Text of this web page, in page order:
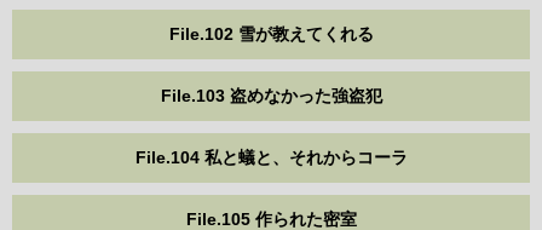
File.102 雪が教えてくれる
File.103 盗めなかった強盗犯
File.104 私と蟻と、それからコーラ
File.105 作られた密室